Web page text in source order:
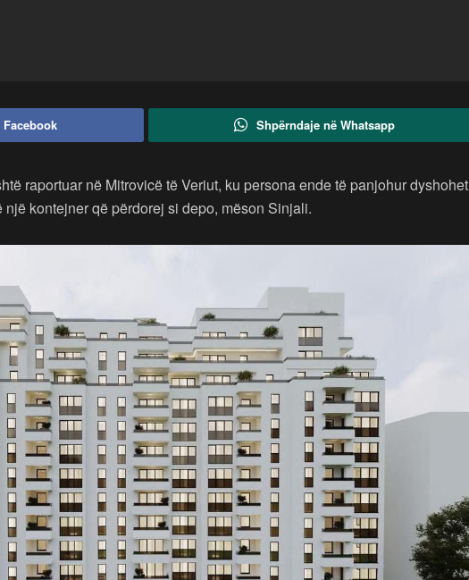
Shpërndaje në Whatsapp
raportuar në Mitrovicë të Veriut, ku persona ende të panjohur dyshohet
kontejner që përdorej si depo, mëson Sinjali.